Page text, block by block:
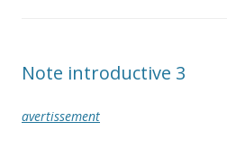
Note introductive 3
avertissement